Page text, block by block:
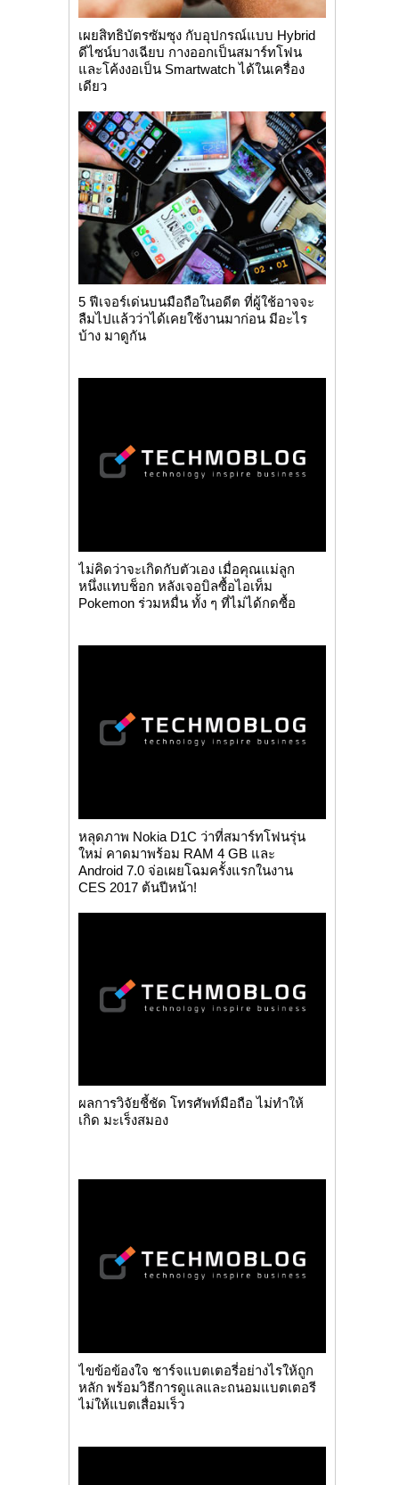
เผยสิทธิบัตรซัมซุง กับอุปกรณ์แบบ Hybrid
ดีไซน์บางเฉียบ กางออกเป็นสมาร์ทโฟน
และโค้งงอเป็น Smartwatch ได้ในเครื่อง
เดียว
5 ฟีเจอร์เด่นบนมือถือในอดีต ที่ผู้ใช้อาจจะ
ลืมไปแล้วว่าได้เคยใช้งานมาก่อน มีอะไร
บ้าง มาดูกัน
ไม่คิดว่าจะเกิดกับตัวเอง เมื่อคุณแม่ลูก
หนึ่งแทบช็อก หลังเจอบิลซื้อไอเท็ม
Pokemon ร่วมหมื่น ทั้ง ๆ ที่ไม่ได้กดซื้อ
หลุดภาพ Nokia D1C ว่าที่สมาร์ทโฟนรุ่น
ใหม่ คาดมาพร้อม RAM 4 GB และ
Android 7.0 จ่อเผยโฉมครั้งแรกในงาน
CES 2017 ต้นปีหน้า!
ผลการวิจัยชี้ชัด โทรศัพท์มือถือ ไม่ทำให้
เกิด มะเร็งสมอง
ไขข้อข้องใจ ชาร์จแบตเตอรี่อย่างไรให้ถูก
หลัก พร้อมวิธีการดูแลและถนอมแบตเตอรี
ไม่ให้แบตเสื่อมเร็ว